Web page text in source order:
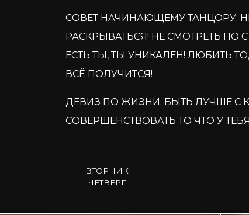
СОВЕТ НАЧИНАЮЩЕМУ ТАНЦОРУ:
РАСКРЫВАТЬСЯ! НЕ СМОТРЕТЬ ПО
ЕСТЬ ТЫ, ТЫ УНИКАЛЕН! ЛЮБИТЬ
ВСЁ ПОЛУЧИТСЯ!
ДЕВИЗ ПО ЖИЗНИ: БЫТЬ ЛУЧШЕ С
СОВЕРШЕНСТВОВАТЬ ТО ЧТО У ТЕБЯ
ВТОРНИК
ЧЕТВЕРГ